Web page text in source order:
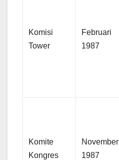
Komisi
Tower
Februari
1987
Komite
Kongres
November
1987